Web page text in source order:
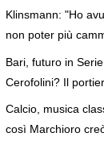
Klinsmann: "Ho
non poter più
Bari, futuro in
Cerofolini? Il
mirino del Cesena
Calcio, musica
così Marchioro